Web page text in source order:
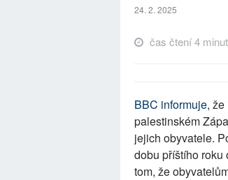
24. 2. 2025
čas čtení 4
BBC informuje, že
palestinském
jejich obyvatele.
dobu příštího roku
tom, že